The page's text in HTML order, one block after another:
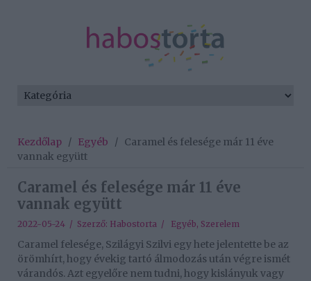
Kezdőlap / Egyéb / Caramel és felesége már 11 éve
vannak együtt
Caramel és felesége már 11 éve
vannak együtt
2022-05-24 / Szerző: Habostorta / Egyéb, Szerelem
Caramel felesége, Szilágyi Szilvi egy hete jelentette be az
örömhírt, hogy évekig tartó álmodozás után végre ismét
várandós. Azt egyelőre nem tudni, hogy kislányuk vagy